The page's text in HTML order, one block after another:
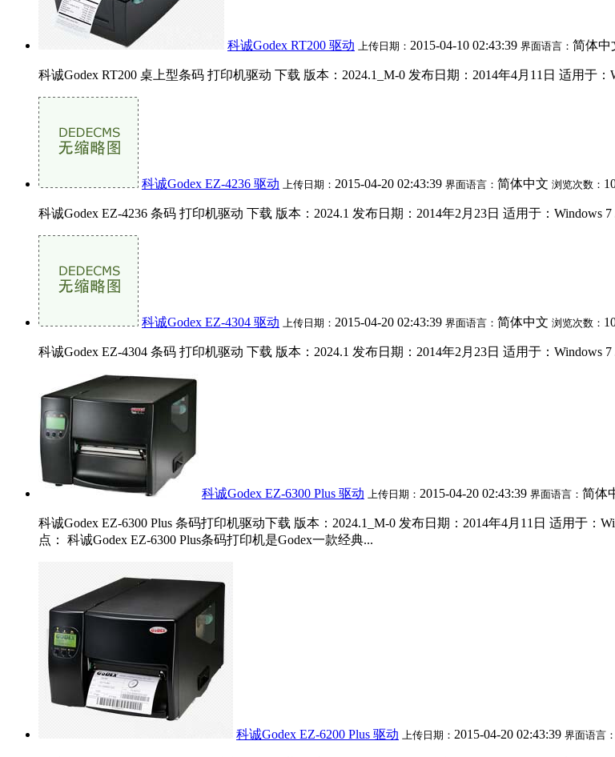
科诚Godex RT200 驱动 上传日期： 2015-04-10 02:43:39 界面语言： 简体中
科诚Godex RT200 桌上型条码 打印机驱动 下载 版本：2024.1_M-0 发布日期：2014年4月11日 适用于：
科诚Godex EZ-4236 驱动 上传日期： 2015-04-20 02:43:39 界面语言： 简体中文 浏览次数：
科诚Godex EZ-4236 条码 打印机驱动 下载 版本：2024.1 发布日期：2014年2月23日 适用于：Windows 7
科诚Godex EZ-4304 驱动 上传日期： 2015-04-20 02:43:39 界面语言： 简体中文 浏览次数：
科诚Godex EZ-4304 条码 打印机驱动 下载 版本：2024.1 发布日期：2014年2月23日 适用于：Windows 7
科诚Godex EZ-6300 Plus 驱动 上传日期： 2015-04-20 02:43:39 界面语言： 简体
科诚Godex EZ-6300 Plus 条码打印机驱动下载 版本：2024.1_M-0 发布日期：2014年4月11日 适用于：
点： 科诚Godex EZ-6300 Plus条码打印机是Godex一款经典...
科诚Godex EZ-6200 Plus 驱动 上传日期： 2015-04-20 02:43:39 界面语言：